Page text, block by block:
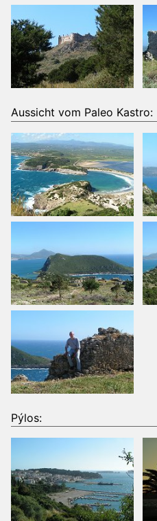
Aussicht vom Paleo Kastro:
Pýlos: